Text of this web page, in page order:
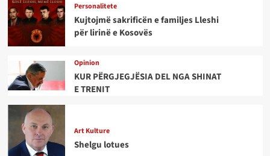
Personalitete
Kujtojmë sakrificën e familjes Lleshi
për lirinë e Kosovës
Opinion
KUR PËRGJEGJËSIA DEL NGA SHINAT
E TRENIT
Art Kulture
Shelgu lotues